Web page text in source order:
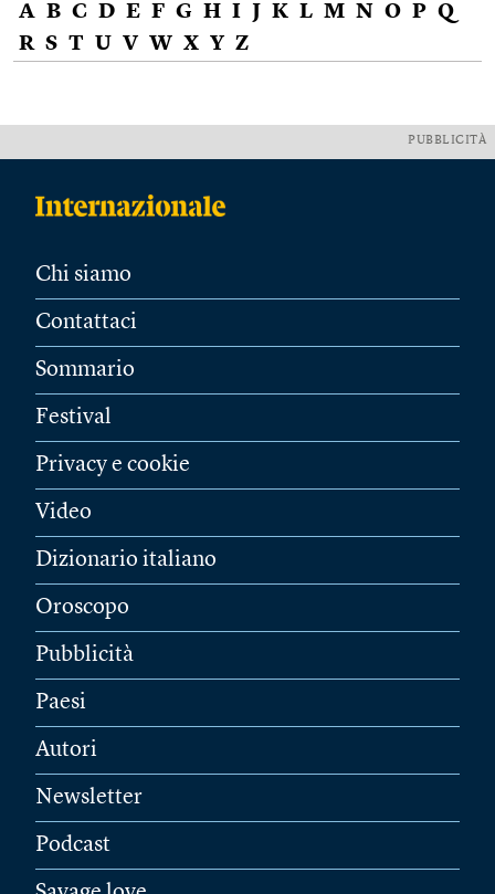
A B C D E F G H I J K L M N O P Q
R S T U V W X Y Z
PUBBLICITÀ
Chi siamo
Contattaci
Sommario
Festival
Privacy e cookie
Video
Dizionario italiano
Oroscopo
Pubblicità
Paesi
Autori
Newsletter
Podcast